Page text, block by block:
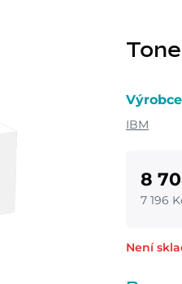
Výrobce
IBM
8
7 196
Není